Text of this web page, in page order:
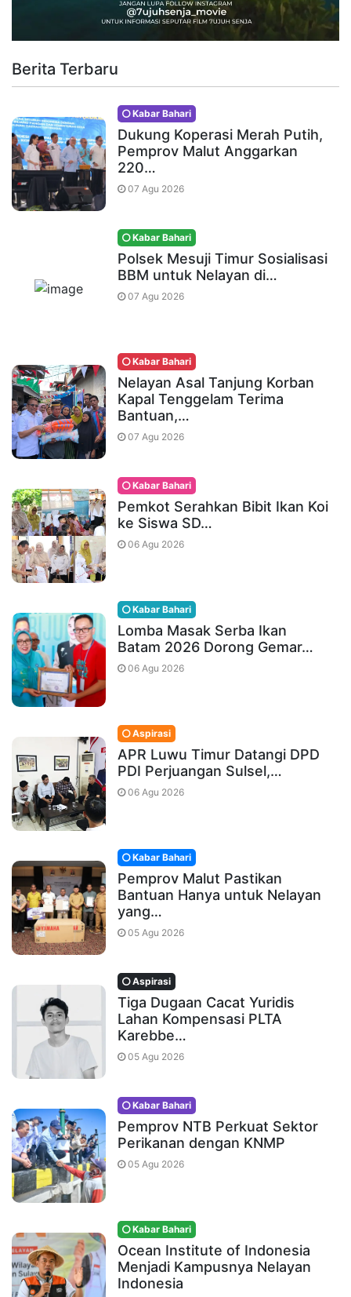
Berita Terbaru
Kabar Bahari
Dukung Koperasi Merah Putih,
Pemprov Malut Anggarkan
220…
07 Agu 2026
Kabar Bahari
Polsek Mesuji Timur Sosialisasi
BBM untuk Nelayan di…
07 Agu 2026
Kabar Bahari
Nelayan Asal Tanjung Korban
Kapal Tenggelam Terima
Bantuan,…
07 Agu 2026
Kabar Bahari
Pemkot Serahkan Bibit Ikan Koi
ke Siswa SD…
06 Agu 2026
Kabar Bahari
Lomba Masak Serba Ikan
Batam 2026 Dorong Gemar…
06 Agu 2026
Aspirasi
APR Luwu Timur Datangi DPD
PDI Perjuangan Sulsel,…
06 Agu 2026
Kabar Bahari
Pemprov Malut Pastikan
Bantuan Hanya untuk Nelayan
yang…
05 Agu 2026
Aspirasi
Tiga Dugaan Cacat Yuridis
Lahan Kompensasi PLTA
Karebbe…
05 Agu 2026
Kabar Bahari
Pemprov NTB Perkuat Sektor
Perikanan dengan KNMP
05 Agu 2026
Kabar Bahari
Ocean Institute of Indonesia
Menjadi Kampusnya Nelayan
Indonesia